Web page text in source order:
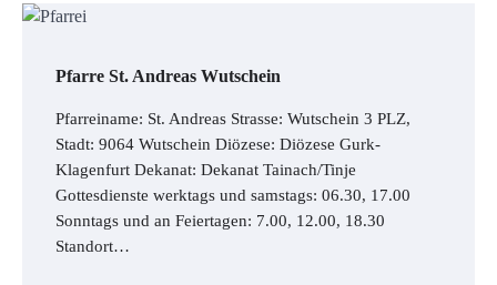
Pfarre St. Andreas Wutschein
Pfarreiname: St. Andreas Strasse: Wutschein 3 PLZ,
Stadt: 9064 Wutschein Diözese: Diözese Gurk-
Klagenfurt Dekanat: Dekanat Tainach/Tinje
Gottesdienste werktags und samstags: 06.30, 17.00
Sonntags und an Feiertagen: 7.00, 12.00, 18.30
Standort…